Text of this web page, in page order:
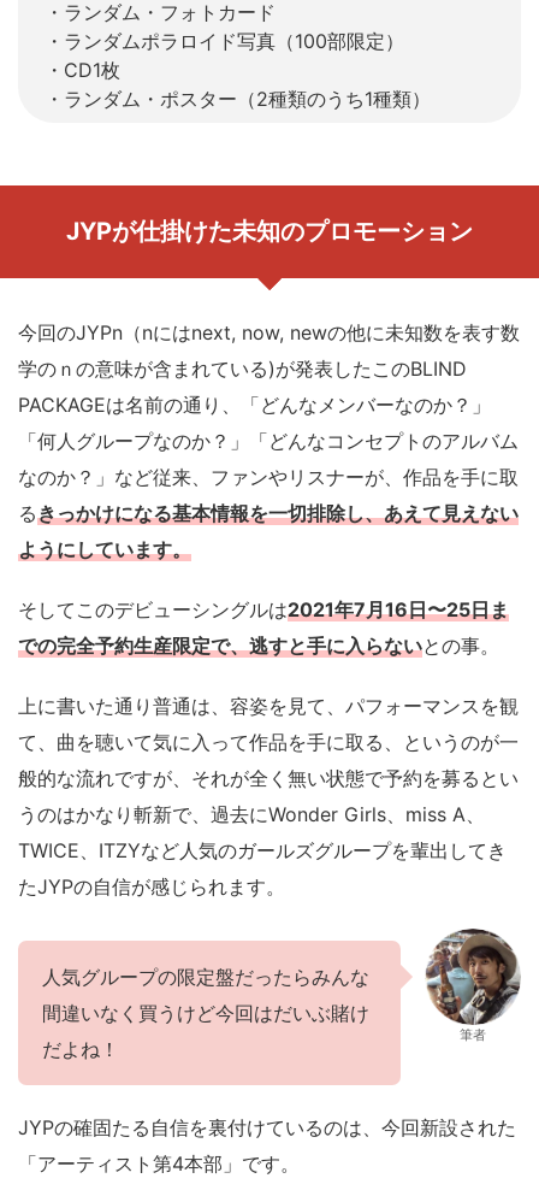
・ランダム・フォトカード
・ランダムポラロイド写真（100部限定）
・CD1枚
・ランダム・ポスター（2種類のうち1種類）
JYPが仕掛けた未知のプロモーション
今回のJYPn（nにはnext, now, newの他に未知数を表す数
学のｎの意味が含まれている)が発表したこのBLIND
PACKAGEは名前の通り、「どんなメンバーなのか？」
「何人グループなのか？」「どんなコンセプトのアルバム
なのか？」など従来、ファンやリスナーが、作品を手に取
るきっかけになる基本情報を一切排除し、あえて見えない
ようにしています。
そしてこのデビューシングルは2021年7月16日〜25日ま
での完全予約生産限定で、逃すと手に入らないとの事。
上に書いた通り普通は、容姿を見て、パフォーマンスを観
て、曲を聴いて気に入って作品を手に取る、というのが一
般的な流れですが、それが全く無い状態で予約を募るとい
うのはかなり斬新で、過去にWonder Girls、miss A、
TWICE、ITZYなど人気のガールズグループを輩出してき
たJYPの自信が感じられます。
人気グループの限定盤だったらみんな
間違いなく買うけど今回はだいぶ賭け
だよね！
筆者
JYPの確固たる自信を裏付けているのは、今回新設された
「アーティスト第4本部」です。